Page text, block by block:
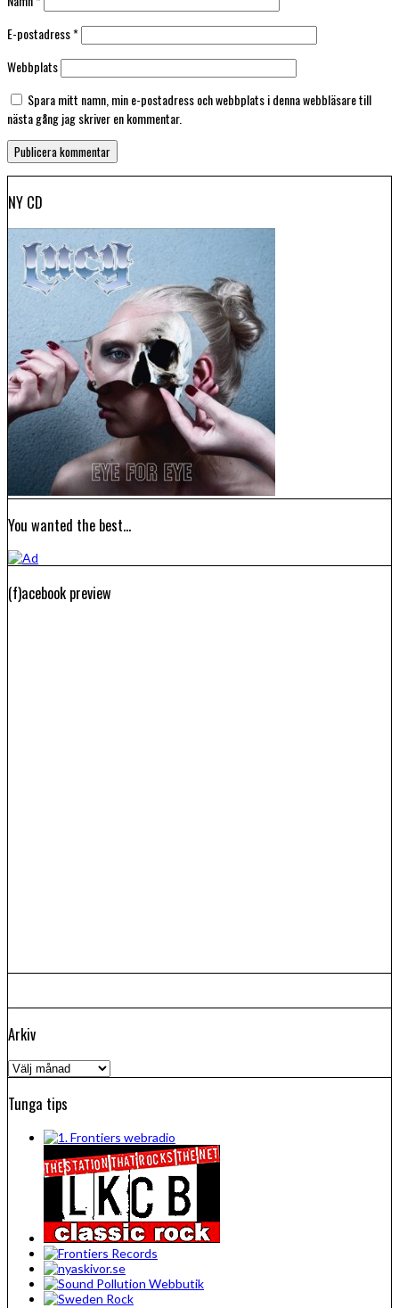
E-postadress*
Webbplats
Spara mitt namn, min e-postadress och webbplats i denna webbläsare till
nästa gång jag skriver en kommentar.
NY CD
You wanted the best…
(f)acebook preview
Arkiv
Arkiv
Tunga tips